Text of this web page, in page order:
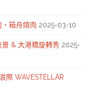
，箱舟燒肉 2025-03-10
景 & 大港橋旋轉秀 2025-
際 WAVESTELLAR